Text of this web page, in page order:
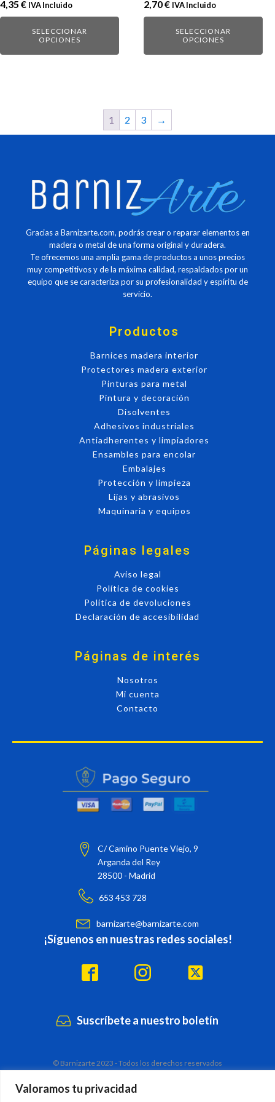
Valoramos tu privacidad
4,35 € IVA Incluido
SELECCIONAR
OPCIONES
en
la
de
2,70€ IVA Incluido
SELECCIONAR
OPCIONES
en
la
de
1 2 3 →
Gracias a Barnizarte.com, podrás crear o reparar elementos en
madera o metal de una forma original y duradera.
Te ofrecemos una amplia gama de productos a unos precios
muy competitivos y de la máxima calidad, respaldados por un
equipo que se caracteriza por su profesionalidad y espíritu de
servicio.
Productos
Barnices madera interior
Protectores madera exterior
Pinturas para metal
Pintura y decoración
Disolventes
Adhesivos industriales
Antiadherentes y limpiadores
Ensambles para encolar
Embalajes
Protección y limpieza
Lijas y abrasivos
Maquinaria y equipos
Páginas legales
Aviso legal
Política de cookies
Política de devoluciones
Declaración de accesibilidad
Páginas de interés
Nosotros
Mi cuenta
Contacto
C/ Camino Puente Viejo, 9
Arganda del Rey
28500 - Madrid
653 453 728
barnizarte@barnizarte.com
¡Síguenos en nuestras redes sociales!
Suscríbete a nuestro boletín
© Barnizarte 2023 - Todos los derechos reservados